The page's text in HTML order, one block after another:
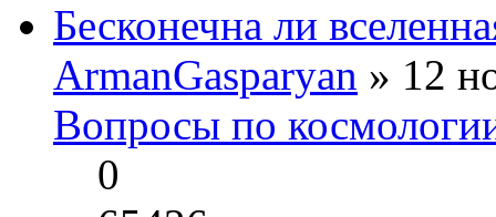
Бесконечна ли
ArmanGasparyan » 12
Вопросы по
0